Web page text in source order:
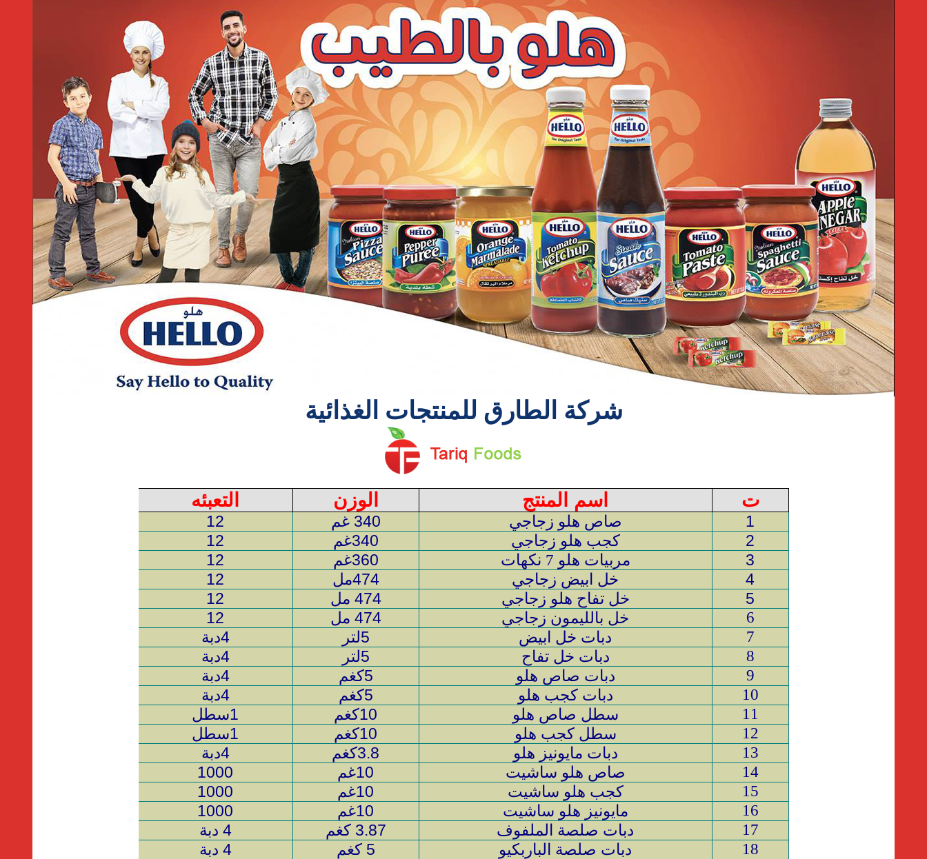
شركة الطارق للمنتجات الغذائية
التعبئه الوزن اسم المنتج ت
12 340 غم صاص هلو زجاجي
1
12
340غم كجب هلو زجاجي
2
12
360غم مربيات هلو 7 نكهات
3
12
474مل خل ابيض زجاجي
4
12
474 مل خل تفاح هلو زجاجي
5
12
474 مل خل بالليمون زجاجي 6
4دبة 5لتر دبات خل ابيض 7
4دبة 5لتر دبات خل تفاح 8
4دبة 5كغم دبات صاص هلو 9
4دبة 5كغم دبات كجب هلو 10
1سطل 10كغم سطل صاص هلو 11
1سطل 10كغم سطل كجب هلو 12
4دبة 3.8كغم دبات مايونيز هلو 13
1000 10غم صاص هلو ساشيت 14
1000 10غم كجب هلو ساشيت 15
1000 10غم مايونيز هلو ساشيت 16
4 دبة 3.87 كغم دبات صلصة الملفوف 17
4 دبة 5 كغم دبات صلصة الباربكيو 18